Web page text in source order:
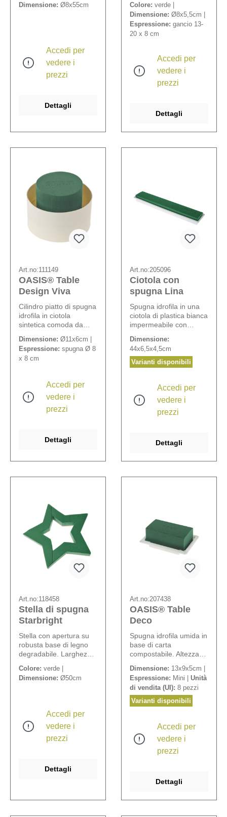
Dimensione: Ø8x55cm
Accedi per
vedere i
prezzi
Dettagli
buona tenuta.
Attraverso un
comodissimo gancio,
che può essere
cm, potete fissarla su
porte, banchi di chiese,
sedie, ecc..
Colore: verde |
Dimensione: Ø8x5,5cm |
Espressione: gancio 13-
20 x 8 cm
Accedi per
vedere i
prezzi
Dettagli
Art.no:111149
OASIS® Table
Design Viva
Cilindro piatto di spugna
idrofila in ciotola
sintetica comoda da
Dimensione: Ø11x6cm |
Espressione: spugna Ø 8
x 8 cm
Accedi per
vedere i
prezzi
Dettagli
Art.no:205096
Ciotola con
spugna Lina
Spugna idrofila in una
ciotola di plastica bianca
impermeabile con
l'acqua. Larghezza
bordo: ca. 1 cm.
Dimensione:
44x6,5x4,5cm
Varianti disponibili
Accedi per
vedere i
prezzi
Dettagli
Art.no:118458
Stella di spugna
Starbright
Stella con apertura su
robusta base di legno
degradabile. Larghezza
Colore: verde |
Dimensione: Ø50cm
Accedi per
vedere i
prezzi
Dettagli
Art.no:207438
OASIS® Table
Deco
Spugna idrofila umida in
base di carta
compostabile. Altezza
della ciotola largo ca. 1
cm.
Dimensione: 13x9x5cm |
Espressione: Mini | Unità
di vendita (UI): 8 pezzi
Varianti disponibili
Accedi per
vedere i
prezzi
Dettagli